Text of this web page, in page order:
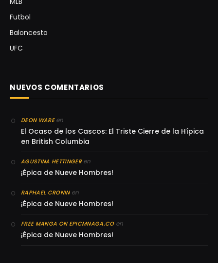
Futbol
Baloncesto
UFC
NUEVOS COMENTARIOS
DEON WAREen
El Ocaso de los Cascos: El Triste Cierre de la Hípica
en British Columbia
AGUSTINA HETTINGERen
¡Épica de Nueve Hombres!
RAPHAEL CRONINen
¡Épica de Nueve Hombres!
FREE MANGA ON EPICMNAGA.COen
¡Épica de Nueve Hombres!